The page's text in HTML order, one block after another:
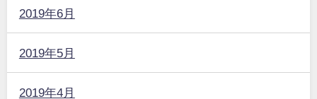
2019年6月
2019年5月
2019年4月